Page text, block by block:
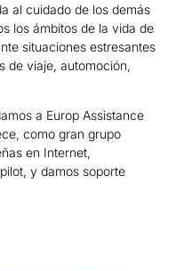
al cuidado de los demás
los ámbitos de la vida de
situaciones estresantes
de viaje, automoción,
a Europ Assistance
como gran grupo
en Internet,
y damos soporte